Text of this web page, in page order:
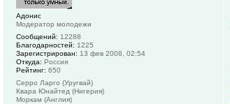
Адонис
Модератор молодежи
Сообщений: 12288
Благодарностей: 1225
Зарегистрирован: 13 фев 2008, 02:54
Откуда: Россия
Рейтинг: 650
Серро Ларго (Уругвай)
Квара Юнайтед (Нигерия)
Моркам (Англия)